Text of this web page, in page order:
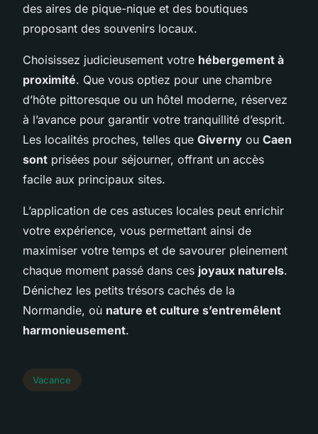
des aires de pique-nique et des boutiques
proposant des souvenirs locaux.
Choisissez judicieusement votre hébergement à
proximité. Que vous optiez pour une chambre
d’hôte pittoresque ou un hôtel moderne, réservez
à l’avance pour garantir votre tranquillité d’esprit.
Les localités proches, telles que Giverny ou Caen
sont prisées pour séjourner, offrant un accès
facile aux principaux sites.
L’application de ces astuces locales peut enrichir
votre expérience, vous permettant ainsi de
maximiser votre temps et de savourer pleinement
chaque moment passé dans ces joyaux naturels.
Dénichez les petits trésors cachés de la
Normandie, où nature et culture s’entremêlent
harmonieusement.
Vacance